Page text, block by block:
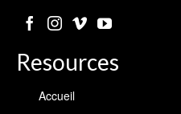
Resources
Accueil